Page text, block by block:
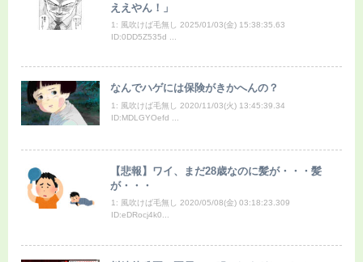
ええやん！」
1: 風吹けば毛無し 2025/01/03(金) 15:38:35.63
ID:0DD5Z535d ...
なんでハゲには保険がきかへんの？
1: 風吹けば毛無し 2020/11/03(火) 13:45:39.34
ID:MDLGYOefd ...
【悲報】ワイ、まだ28歳なのに髪が・・・髪
が・・・
1: 風吹けば毛無し 2020/05/08(金) 03:18:23.309
ID:eDRocj4k0...